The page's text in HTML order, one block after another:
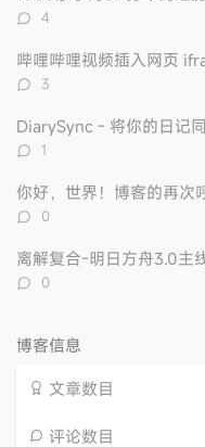
评
数：
4
哔哩哔哩视频插入网页
评
数：
3
DiarySync - 将你的日记
评
数：
1
你好，世界！博客的再次
评
数：
0
离解复合-明日方舟3.0主
评
0
博客信息
文章数目
评论数目